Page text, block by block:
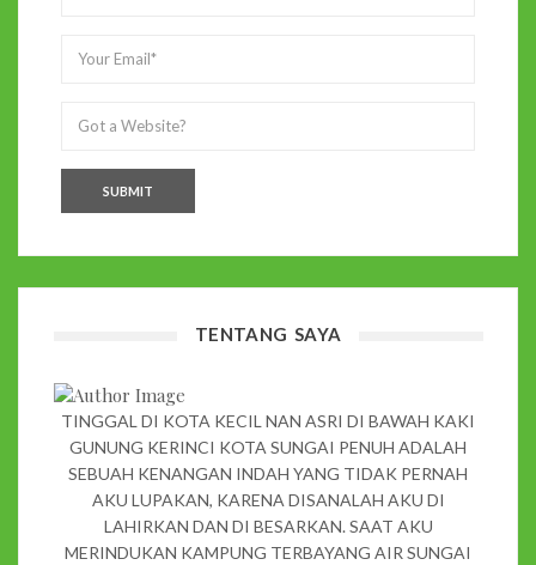
TENTANG SAYA
TINGGAL DI KOTA KECIL NAN ASRI DI BAWAH KAKI
GUNUNG KERINCI KOTA SUNGAI PENUH ADALAH
SEBUAH KENANGAN INDAH YANG TIDAK PERNAH
AKU LUPAKAN, KARENA DISANALAH AKU DI
LAHIRKAN DAN DI BESARKAN. SAAT AKU
MERINDUKAN KAMPUNG TERBAYANG AIR SUNGAI